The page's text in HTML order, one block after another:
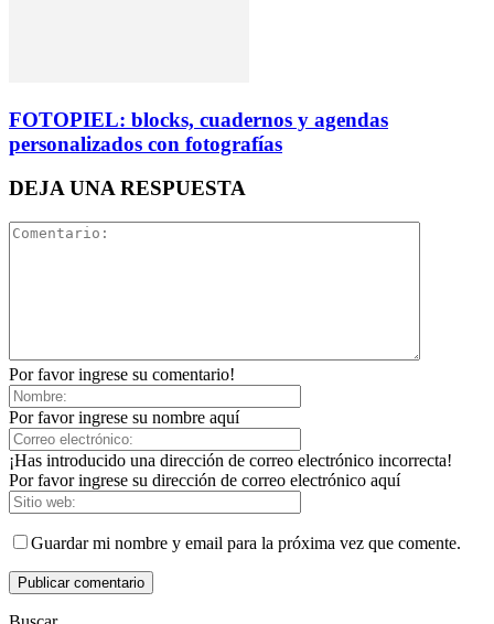
FOTOPIEL: blocks, cuadernos y agendas
personalizados con fotografías
DEJA UNA RESPUESTA
Por favor ingrese su comentario!
Por favor ingrese su nombre aquí
¡Has introducido una dirección de correo electrónico incorrecta!
Por favor ingrese su dirección de correo electrónico aquí
Guardar mi nombre y email para la próxima vez que comente.